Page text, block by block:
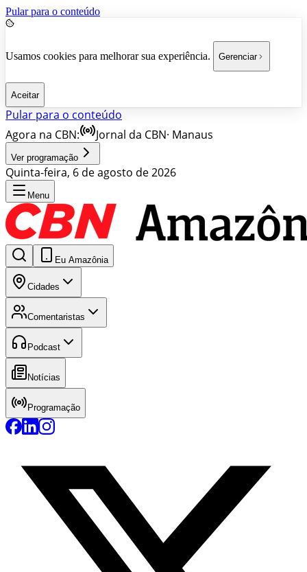
Pular para o conteúdo
Usamos cookies para melhorar sua experiência. Gerenciar
Aceitar
Pular para o conteúdo
Agora na CBN:
Jornal da CBN· Manaus
Ver programação
Quinta-feira, 6 de agosto de 2026
Menu
Eu Amazônia
Cidades
Comentaristas
Podcast
Notícias
Programação